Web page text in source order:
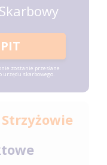
zostanie przesłane
urzędu skarbowego.